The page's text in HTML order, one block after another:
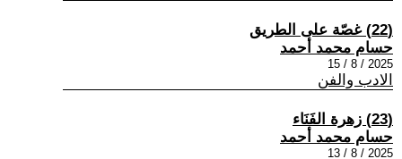
(22) غصّة على الطريق
حسام محمد أحمد
2025 / 8 / 15
الادب والفن
(23) زهرة الفَنَاء
حسام محمد أحمد
2025 / 8 / 13